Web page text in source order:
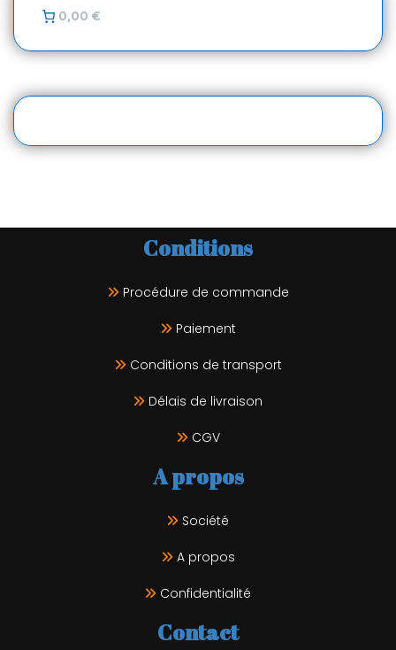
0,00 €
Conditions
Procédure de commande
Paiement
Conditions de transport
Délais de livraison
CGV
A propos
Société
A propos
Confidentialité
Contact